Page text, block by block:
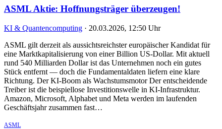
ASML Aktie: Hoffnungsträger überzeugen!
KI & Quantencomputing · 20.03.2026, 12:50 Uhr
ASML gilt derzeit als aussichtsreichster europäischer Kandidat für
eine Marktkapitalisierung von einer Billion US-Dollar. Mit aktuell
rund 540 Milliarden Dollar ist das Unternehmen noch ein gutes
Stück entfernt — doch die Fundamentaldaten liefern eine klare
Richtung. Der KI-Boom als Wachstumsmotor Der entscheidende
Treiber ist die beispiellose Investitionswelle in KI-Infrastruktur.
Amazon, Microsoft, Alphabet und Meta werden im laufenden
Geschäftsjahr zusammen fast…
ASML